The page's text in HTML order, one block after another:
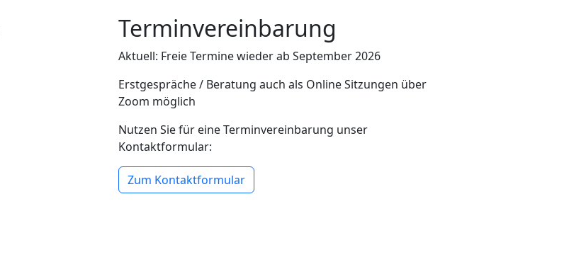
Terminvereinbarung
Aktuell: Freie Termine wieder ab September 2026
Erstgespräche / Beratung auch als Online Sitzungen über
Zoom möglich
Nutzen Sie für eine Terminvereinbarung unser
Kontaktformular:
Zum Kontaktformular